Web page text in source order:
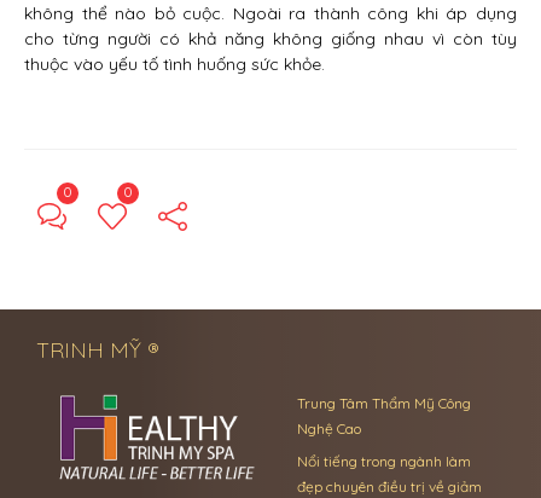
không thể nào bỏ cuộc. Ngoài ra thành công khi áp dụng
cho từng người có khả năng không giống nhau vì còn tùy
thuộc vào yếu tố tình huống sức khỏe.
0 0
TRINH MỸ ®
Trung Tâm Thẩm Mỹ Công
Nghệ Cao
Nổi tiếng trong ngành làm
đẹp chuyên điều trị về giảm